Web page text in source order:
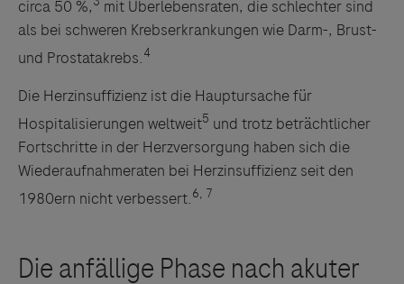
circa 50 %,
mit Überlebensraten, die schlechter sind
als bei schweren Krebserkrankungen wie Darm-, Brust-
und Prostatakrebs.4
Die Herzinsuffizienz ist die Hauptursache für
Hospitalisierungen weltweit5 und trotz beträchtlicher
Fortschritte in der Herzversorgung haben sich die
Wiederaufnahmeraten bei Herzinsuffizienz seit den
1980ern nicht verbessert.6, 7